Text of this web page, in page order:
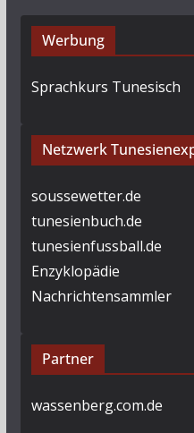
Werbung
Sprachkurs Tunesisch
Netzwerk
soussewetter.de
tunesienbuch.de
tunesienfussball.de
Enzyklopädie
Nachrichtensammler
Partner
wassenberg.com.de